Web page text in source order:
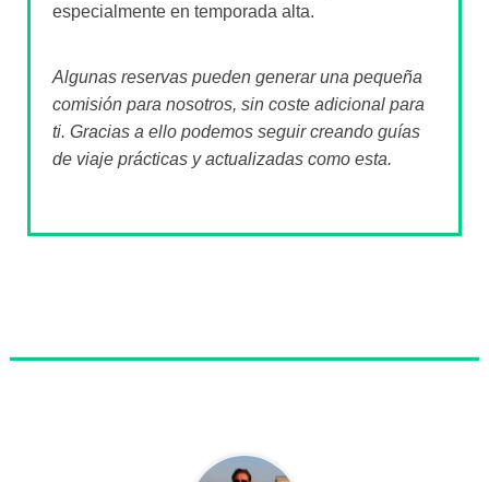
especialmente en temporada alta.
Algunas reservas pueden generar una pequeña
comisión para nosotros, sin coste adicional para
ti. Gracias a ello podemos seguir creando guías
de viaje prácticas y actualizadas como esta.